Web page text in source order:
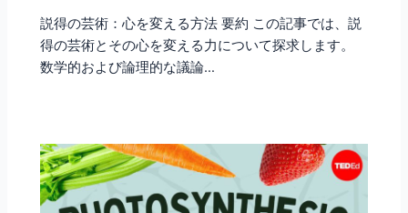
説得の芸術：心を変える方法 要約 この記事では、説
得の芸術とその心を変える力について探求します。
数学的および論理的な議論…